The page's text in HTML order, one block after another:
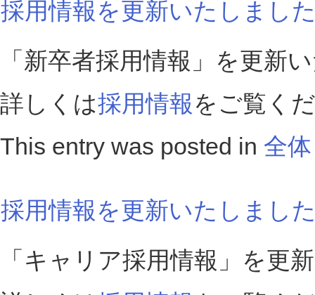
採用情報を更新いたしまし
「新卒者採用情報」を更新
詳しくは採用情報 をご覧く
This entry was posted in 全体
採用情報を更新いたしまし
「キャリア採用情報」を更